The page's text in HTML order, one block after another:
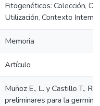
Fitogenéticos: Colección,
Utilización, Contexto
Memoria
Artículo
Muñoz E., L. y Castillo T.,
preliminares para la